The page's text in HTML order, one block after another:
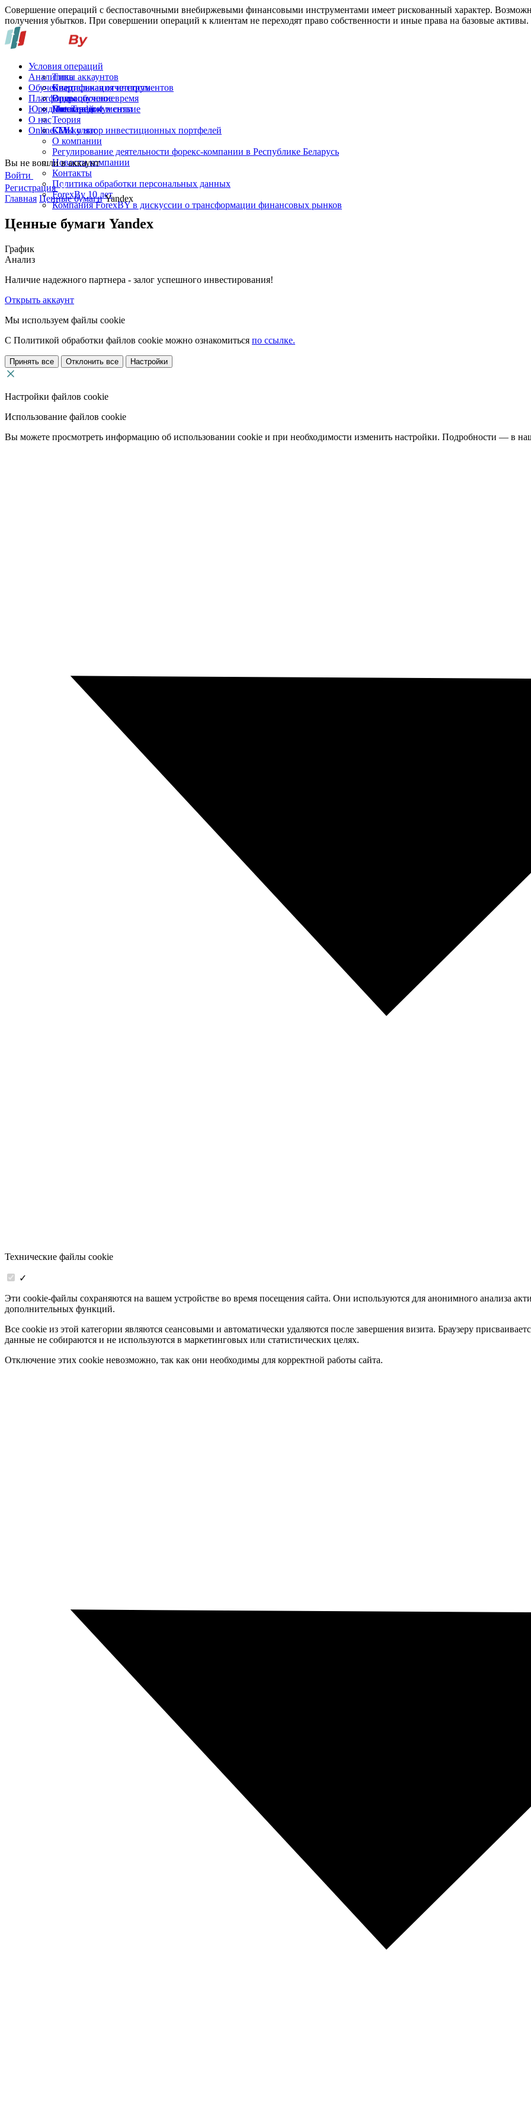
Совершение операций с беспоставочными внебиржевыми финансовыми инструментами имеет рискованный характер.
получения убытков. При совершении операций к клиентам не переходят право собственности и иные права на базовые активы.
Условия операций
Типы аккаунтов
Спецификация инструментов
Операционное время
Пополнение и снятие
Аналитика
Квартальная отчетность
Обучение
Видеообучение
Глоссарий
Теория
Калькулятор инвестиционных портфелей
Платформы
MetaTrader 4
Юридические документы
О нас
СМИ о нас
О компании
Регулирование деятельности форекс-компании в Республике Беларусь
Новости компании
Контакты
Политика обработки персональных данных
ForexBy 10 лет
Компания ForexBY в дискуссии о трансформации финансовых рынков
Online-TV
Вы не вошли в аккаунт
Войти
Регистрация
Главная Ценные бумаги Yandex
Ценные бумаги Yandex
График
Анализ
Наличие надежного партнера - залог успешного инвестирования!
Открыть аккаунт
Мы используем файлы cookie
С Политикой обработки файлов cookie можно ознакомиться по ссылке.
Принять все Отклонить все Настройки
Настройки файлов cookie
Использование файлов cookie
Вы можете просмотреть информацию об использовании cookie и при необходимости изменить настройки. Подробности — в
Технические файлы cookie
✓
Эти cookie-файлы сохраняются на вашем устройстве во время посещения сайта. Они используются для анонимного анализа
дополнительных функций.
Все cookie из этой категории являются сеансовыми и автоматически удаляются после завершения визита. Браузеру
данные не собираются и не используются в маркетинговых или статистических целях.
Отключение этих cookie невозможно, так как они необходимы для корректной работы сайта.